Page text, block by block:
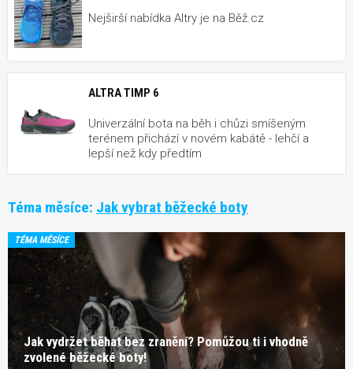
Nejširší nabídka Altry je na Běž.cz
ALTRA TIMP 6
Univerzální bota na běh i chůzi smíšeným
terénem přichází v novém kabátě - lehčí a
lepší než kdy předtím
Téma měsíce: Jak vybrat běžecké boty
TÉMA MĚSÍCE
Jak vydržet běhat bez zranění? Pomůžou ti i vhodně
zvolené běžecké boty!